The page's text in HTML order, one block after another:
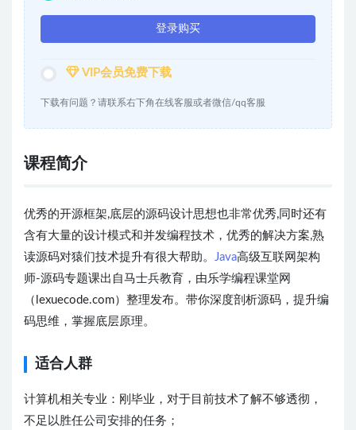
登录购买
VIP会员免费下载
下载有问题？请联系右下角在线客服或者微信/qq客服
课程简介
优秀的开源框架,底层的源码设计思想也非常优秀,同时还有
含有大量的设计模式和并发编程技术，优秀的解决方案,熟
读源码对猿们技术提升有很大帮助。 Java高级互联网架构
师-源码专题课出自马士兵教育，由乐学编程课堂网
（lexuecode.com）整理发布。带你深度剖析源码，提升编
码思维，掌握底层原理。
适合人群
计算机相关专业：刚毕业，对于目前技术了解不够透彻，
不足以胜任公司安排的任务；